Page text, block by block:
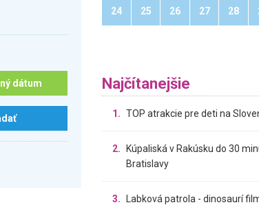
Iný dátum
24 25 26 27 28
Najčítanejšie
1. TOP atrakcie pre deti na
2.
Kúpaliská v Rakúsku do 30
Bratislavy
3. Labková patrola - dinosaurí